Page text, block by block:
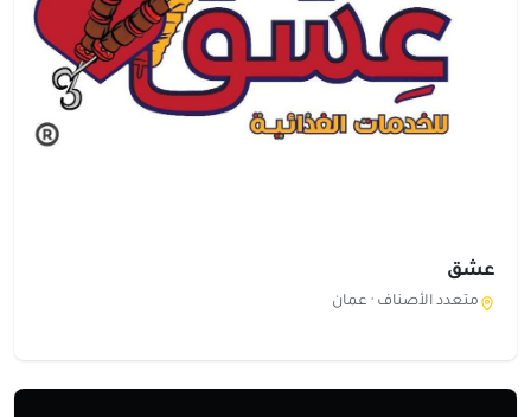
عشق
متعدد الأصناف · عمان